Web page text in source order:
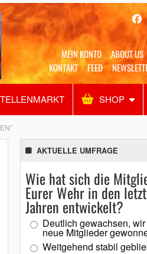
MEIN KONTO ABOUT US
KONTAKT
FEED
SHOP
Alles Shop
AKTUELLE UMFRAGE
Wie hat sich die
Eurer Wehr in den
Jahren entwickelt?
Deutlich gewachsen,
neue Mitglieder
Weitgehend stabil